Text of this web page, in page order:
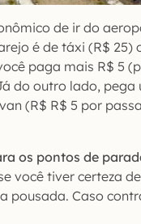
de ir do
é de táxi (R$ 25)
paga mais R$ 5
do outro lado, pega
(R$ R$ 5 por
os pontos de
você tiver certeza
pousada. Caso